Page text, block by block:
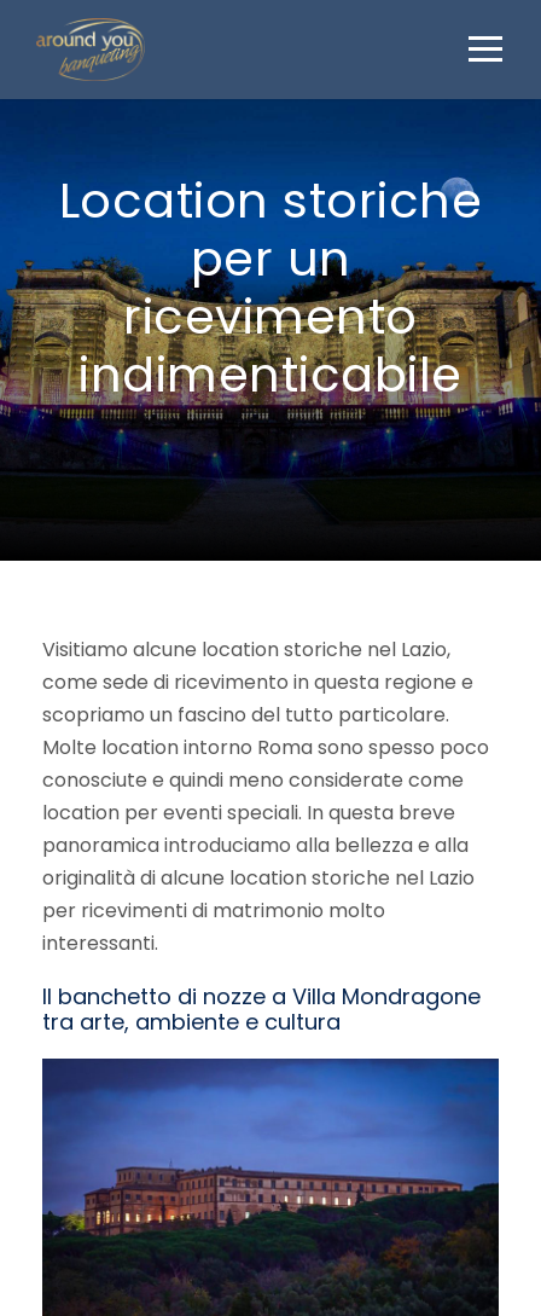
Location storiche
per un
ricevimento
indimenticabile
Visitiamo alcune location storiche nel Lazio,
come sede di ricevimento in questa regione e
scopriamo un fascino del tutto particolare.
Molte location intorno Roma sono spesso poco
conosciute e quindi meno considerate come
location per eventi speciali. In questa breve
panoramica introduciamo alla bellezza e alla
originalità di alcune location storiche nel Lazio
per ricevimenti di matrimonio molto
interessanti.
Il banchetto di nozze a Villa Mondragone
tra arte, ambiente e cultura